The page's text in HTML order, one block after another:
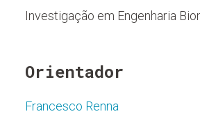
Investigação em Engenharia
Orientador
Francesco Renna